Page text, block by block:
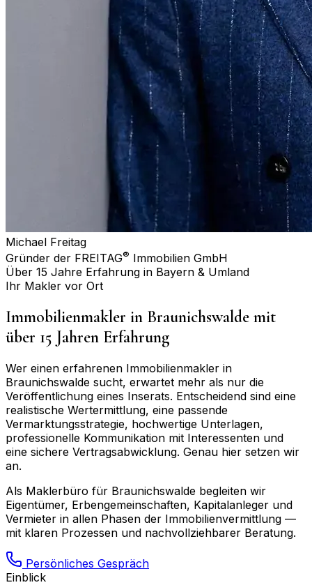
Michael Freitag
Gründer der FREITAG® Immobilien GmbH
Über 15 Jahre Erfahrung in Bayern & Umland
Ihr Makler vor Ort
Immobilienmakler in Braunichswalde mit
über 15 Jahren Erfahrung
Wer einen erfahrenen Immobilienmakler in
Braunichswalde sucht, erwartet mehr als nur die
Veröffentlichung eines Inserats. Entscheidend sind eine
realistische Wertermittlung, eine passende
Vermarktungsstrategie, hochwertige Unterlagen,
professionelle Kommunikation mit Interessenten und
eine sichere Vertragsabwicklung. Genau hier setzen wir
an.
Als Maklerbüro für Braunichswalde begleiten wir
Eigentümer, Erbengemeinschaften, Kapitalanleger und
Vermieter in allen Phasen der Immobilienvermittlung —
mit klaren Prozessen und nachvollziehbarer Beratung.
Persönliches Gespräch
Einblick